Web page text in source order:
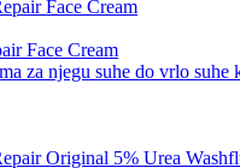
Face Cream
za njegu suhe do vrlo suhe